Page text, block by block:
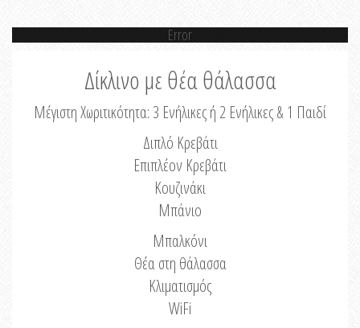
Error
Δίκλινο με θέα θάλασσα
Μέγιστη Χωριτικότητα: 3 Ενήλικες ή 2 Ενήλικες & 1 Παιδί
Διπλό Κρεβάτι
Επιπλέον Κρεβάτι
Κουζινάκι
Μπάνιο
Μπαλκόνι
Θέα στη θάλασσα
Κλιματισμός
WiFi